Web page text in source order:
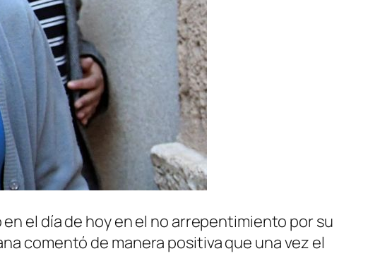
el día de hoy en el no arrepentimiento por su
comentó de manera positiva que una vez el